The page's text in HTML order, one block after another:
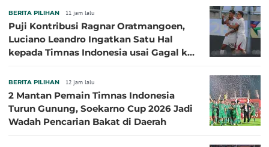
BERITA PILIHAN 11 jam lalu
Puji Kontribusi Ragnar Oratmangoen,
Luciano Leandro Ingatkan Satu Hal
kepada Timnas Indonesia usai Gagal ke
BERITA PILIHAN 12 jam lalu
2 Mantan Pemain Timnas Indonesia
Turun Gunung, Soekarno Cup 2026 Jadi
Wadah Pencarian Bakat di Daerah